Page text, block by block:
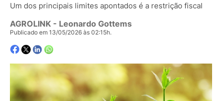
Um dos principais limites apontados é a restrição fiscal
AGROLINK - Leonardo Gottems
Publicado em 13/05/2026 às 02:15h.